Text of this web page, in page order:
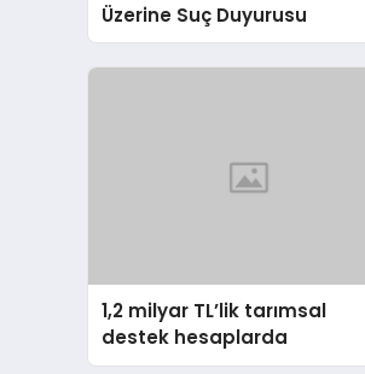
Üzerine Suç Duyurusu
1,2 milyar TL’lik tarımsal
destek hesaplarda